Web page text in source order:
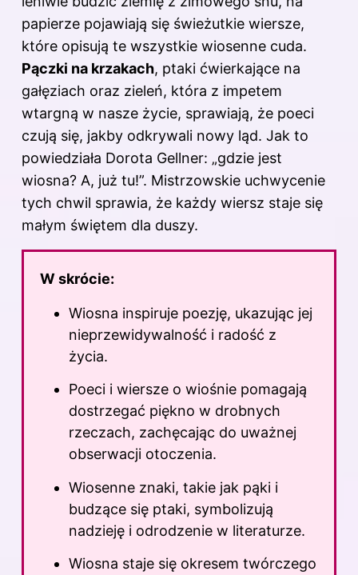
papierze pojawiają się świeżutkie wiersze,
które opisują te wszystkie wiosenne cuda.
Pączki na krzakach, ptaki ćwierkające na
gałęziach oraz zieleń, która z impetem
wtargną w nasze życie, sprawiają, że poeci
czują się, jakby odkrywali nowy ląd. Jak to
powiedziała Dorota Gellner: „gdzie jest
wiosna? A, już tu!”. Mistrzowskie uchwycenie
tych chwil sprawia, że każdy wiersz staje się
małym świętem dla duszy.
W skrócie:
Wiosna inspiruje poezję, ukazując jej
nieprzewidywalność i radość z
życia.
Poeci i wiersze o wiośnie pomagają
dostrzegać piękno w drobnych
rzeczach, zachęcając do uważnej
obserwacji otoczenia.
Wiosenne znaki, takie jak pąki i
budzące się ptaki, symbolizują
nadzieję i odrodzenie w literaturze.
Wiosna staje się okresem twórczego